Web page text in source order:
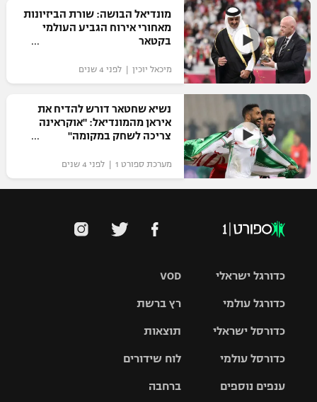
מונדיאל הבושה: שורת הביזיונות
מאחורי אירוח הגביע העולמי
בקטאר
מיכאל יוכין | לפני 4 שנים
נשיא שחטאר דורש להדיח את
איראן מהמונדיאל: "אוקראינה
צריכה לשחק במקומה"
מערכת ספורט 1 | לפני 4 שנים
VOD
רץ ברשת
תוצאות
לוח שידורים
ברחבה
כדורגל ישראלי
גביע הטוטו
כדורגל עולמי
האלופות
ליגה
כדורסל ישראלי
סל
כדורסל עולמי
ענפים נוספים